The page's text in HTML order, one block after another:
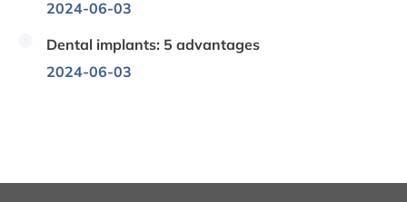
2024-06-03
Dental implants: 5 advantages
2024-06-03